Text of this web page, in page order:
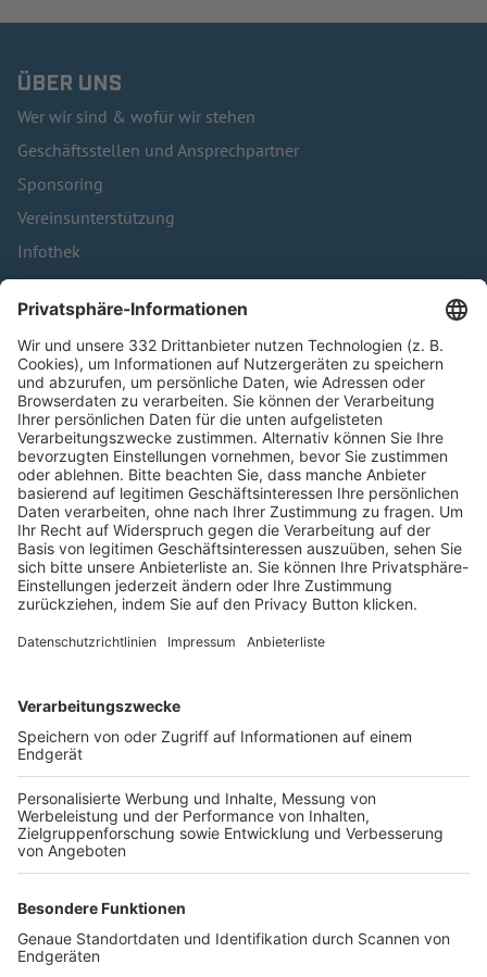
ÜBER UNS
Wer wir sind & wofür wir stehen
Geschäftsstellen und Ansprechpartner
Sponsoring
Vereinsunterstützung
Infothek
Kontakt
HÄUFIG BESUCHTE SEITEN
Pässe und Vereinswechsel
Trainerausbildung
Schulungsangebot Vereinsmitarbeiter
BFV-Geschäftsstellen
Trainerbörse
Login SpielPlus
FOLGE DEM BFV
TOP-VEREINE
TOP-PARTNER